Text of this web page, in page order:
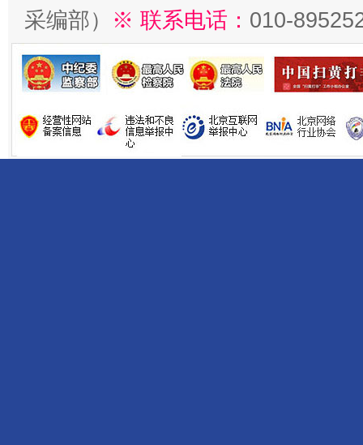
采编部） ※ 联系电话： 010-